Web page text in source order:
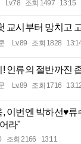
Lv.78 조회 1497 13:15
교시부터 망치고
Lv.89 조회 1828
! 인류의 절반까진
Lv.89 조회 1716
, 이번엔 박하선♥
라"
조회 2166 13:11